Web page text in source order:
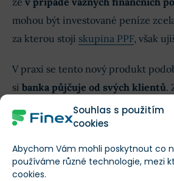
Souhlas s použitím
cookies
Abychom Vám mohli poskytnout co
používáme různé technologie, mezi
cookies.
mohou být investované peníze
za kterou stojí skupina PPF, však
V praxi se tento nový produkt
si banka půjčuje od svých klientů.
podmínek není zcela jasné, zda
roky, nebo jen jeden, protože banka
“obvykle trvá dva roky nebo několik
Zatímco ze